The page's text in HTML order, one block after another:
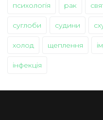
психологія рак
суглоби судини
холод щеплення
інфекція